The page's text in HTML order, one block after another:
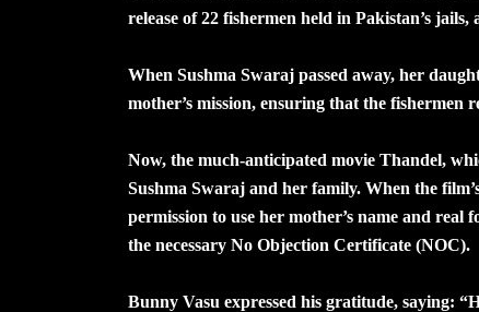
release of 22 fishermen held in Pakistan’s jails,
When Sushma Swaraj passed away, her
mother’s mission, ensuring that the fishermen
Now, the much-anticipated movie Thandel,
Sushma Swaraj and her family. When the
permission to use her mother’s name and real
the necessary No Objection Certificate (NOC).
Bunny Vasu expressed his gratitude, saying: